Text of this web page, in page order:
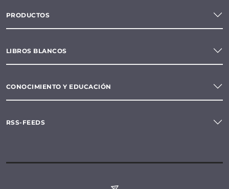
PRODUCTOS
LIBROS BLANCOS
CONOCIMIENTO Y EDUCACIÓN
RSS-FEEDS